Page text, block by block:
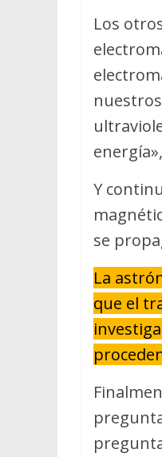
Los
Y
se
La
que el